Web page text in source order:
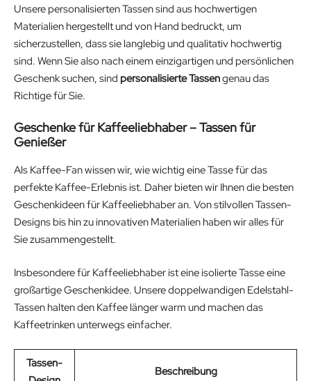
Unsere personalisierten Tassen sind aus hochwertigen
Materialien hergestellt und von Hand bedruckt, um
sicherzustellen, dass sie langlebig und qualitativ hochwertig
sind. Wenn Sie also nach einem einzigartigen und persönlichen
Geschenk suchen, sind personalisierte Tassengenau das
Richtige für Sie.
Geschenke für Kaffeeliebhaber – Tassen für
Genießer
Als Kaffee-Fan wissen wir, wie wichtig eine Tasse für das
perfekte Kaffee-Erlebnis ist. Daher bieten wir Ihnen die besten
Geschenkideen für Kaffeeliebhaber an. Von stilvollen Tassen-
Designs bis hin zu innovativen Materialien haben wir alles für
Sie zusammengestellt.
Insbesondere für Kaffeeliebhaber ist eine isolierte Tasse eine
großartige Geschenkidee. Unsere doppelwandigen Edelstahl-
Tassen halten den Kaffee länger warm und machen das
Kaffeetrinken unterwegs einfacher.
Tassen-
Beschreibung